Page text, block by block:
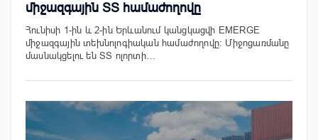
միջազգային ՏՏ համաժողովը
Հունիսի 1-ին և 2-ին Երևանում կանցկացվի EMERGE
միջազգային տեխնոլոգիական համաժողովը։ Միջոցառմանը
մասնակցելու են ՏՏ ոլորտի…